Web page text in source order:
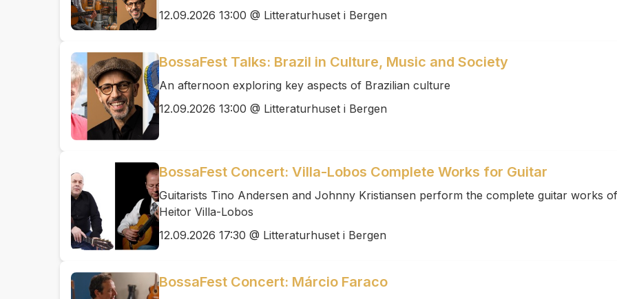
12.09.2026 13:00 @ Litteraturhuset i Bergen
BossaFest Talks: Brazil in Culture, Music and Society
An afternoon exploring key aspects of Brazilian culture
12.09.2026 13:00 @ Litteraturhuset i Bergen
BossaFest Concert: Villa-Lobos Complete Works for Guitar
Guitarists Tino Andersen and Johnny Kristiansen perform the complete guitar works of
Heitor Villa-Lobos
12.09.2026 17:30 @ Litteraturhuset i Bergen
BossaFest Concert: Márcio Faraco